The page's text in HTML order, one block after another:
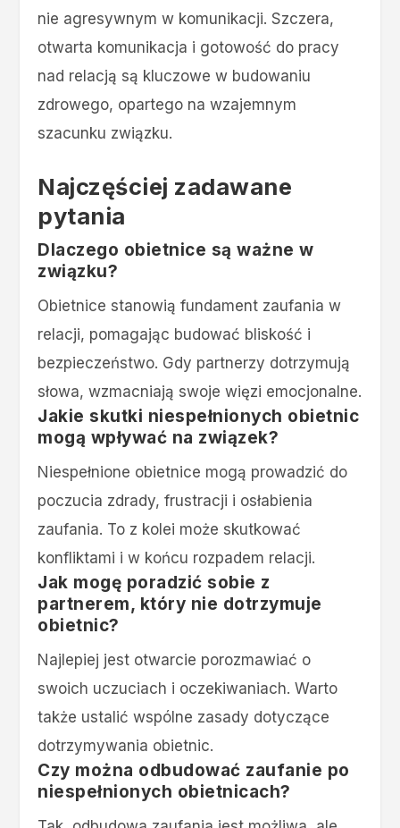
nie agresywnym w komunikacji. Szczera,
otwarta komunikacja i gotowość do pracy
nad relacją są kluczowe w budowaniu
zdrowego, opartego na wzajemnym
szacunku związku.
Najczęściej zadawane
pytania
Dlaczego obietnice są ważne w
związku?
Obietnice stanowią fundament zaufania w
relacji, pomagając budować bliskość i
bezpieczeństwo. Gdy partnerzy dotrzymują
słowa, wzmacniają swoje więzi emocjonalne.
Jakie skutki niespełnionych obietnic
mogą wpływać na związek?
Niespełnione obietnice mogą prowadzić do
poczucia zdrady, frustracji i osłabienia
zaufania. To z kolei może skutkować
konfliktami i w końcu rozpadem relacji.
Jak mogę poradzić sobie z
partnerem, który nie dotrzymuje
obietnic?
Najlepiej jest otwarcie porozmawiać o
swoich uczuciach i oczekiwaniach. Warto
także ustalić wspólne zasady dotyczące
dotrzymywania obietnic.
Czy można odbudować zaufanie po
niespełnionych obietnicach?